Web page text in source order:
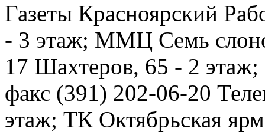
Газеты Красноярский
- 3 этаж; ММЦ Семь
17 Шахтеров, 65 - 2
факс (391) 202-06-20
этаж; ТК Октябрьская